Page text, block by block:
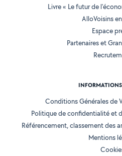
Livre « Le futur de
AlloVoisins
Espace
Partenaires et
Conditions Générales de
Politique de confidentialité et
Référencement, classement des
Mentions